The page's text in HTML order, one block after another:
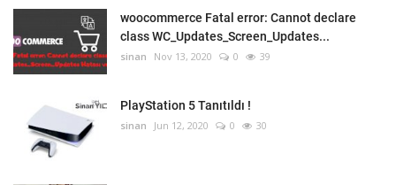
woocommerce Fatal error: Cannot declare
class WC_Updates_Screen_Updates...
sinan Nov 13, 2020 0 39
PlayStation 5 Tanıtıldı !
sinan Jun 12, 2020 0 30